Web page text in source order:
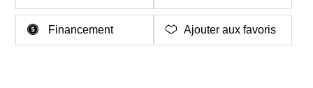
Financement Ajouter aux favoris